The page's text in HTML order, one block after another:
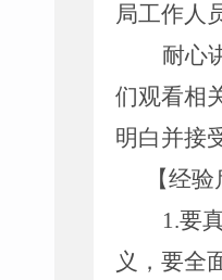
局工作人
耐心
们观看相
明白并接
【经验
1.要
义，要全